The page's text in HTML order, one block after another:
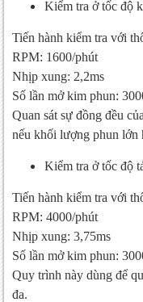
Kiểm tra ở tốc độ
Tiến hành kiểm tra với
RPM: 1600/phút
Nhịp xung: 2,2ms
Số lần mở kim phun:
Quan sát sự đồng đều
nếu khối lượng phun lớn
Kiểm tra ở tốc độ
Tiến hành kiểm tra với
RPM: 4000/phút
Nhịp xung: 3,75ms
Số lần mở kim phun:
Quy trình này dùng để
đa.